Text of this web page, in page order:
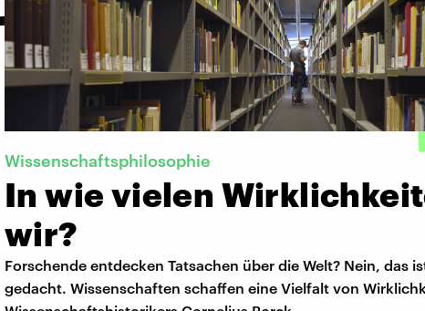
Wissenschaftsphilosophie
In wie vielen
wir?
Forschende entdecken Tatsachen über die Welt? Nein, das
gedacht. Wissenschaften schaffen eine Vielfalt von